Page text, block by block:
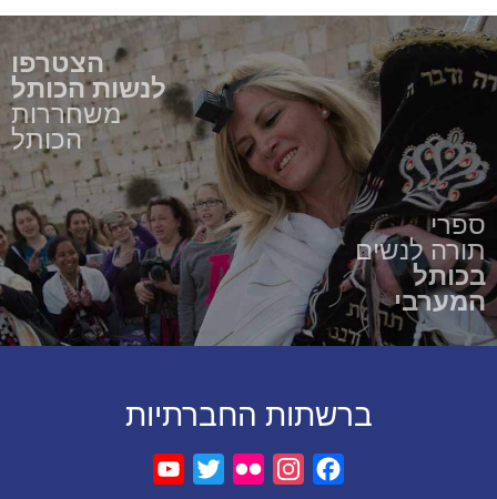
הצטרפו
לנשות הכותל
משחררות
הכותל
ספרי
תורה לנשים
בכותל
המערבי
ברשתות החברתיות
Facebook
Instagram
Flickr
Twitter
YouTube